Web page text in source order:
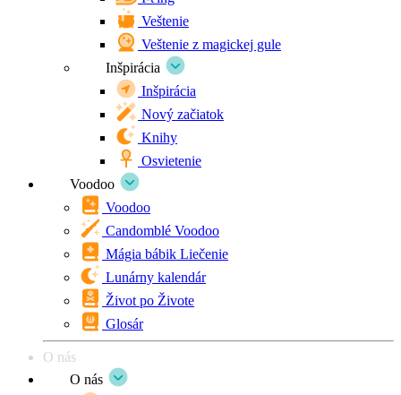
Veštenie
Veštenie z magickej gule
Inšpirácia
Inšpirácia
Nový začiatok
Knihy
Osvietenie
Voodoo
Voodoo
Candomblé Voodoo
Mágia bábik Liečenie
Lunárny kalendár
Život po Živote
Glosár
O nás
O nás